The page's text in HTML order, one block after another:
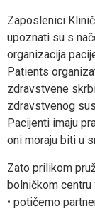
Zaposlenici
upoznati su s
organizacija
Patients
zdravstvene
zdravstvenog
Pacijenti imaju
oni moraju biti u
Zato prilikom
bolničkom
• potičemo